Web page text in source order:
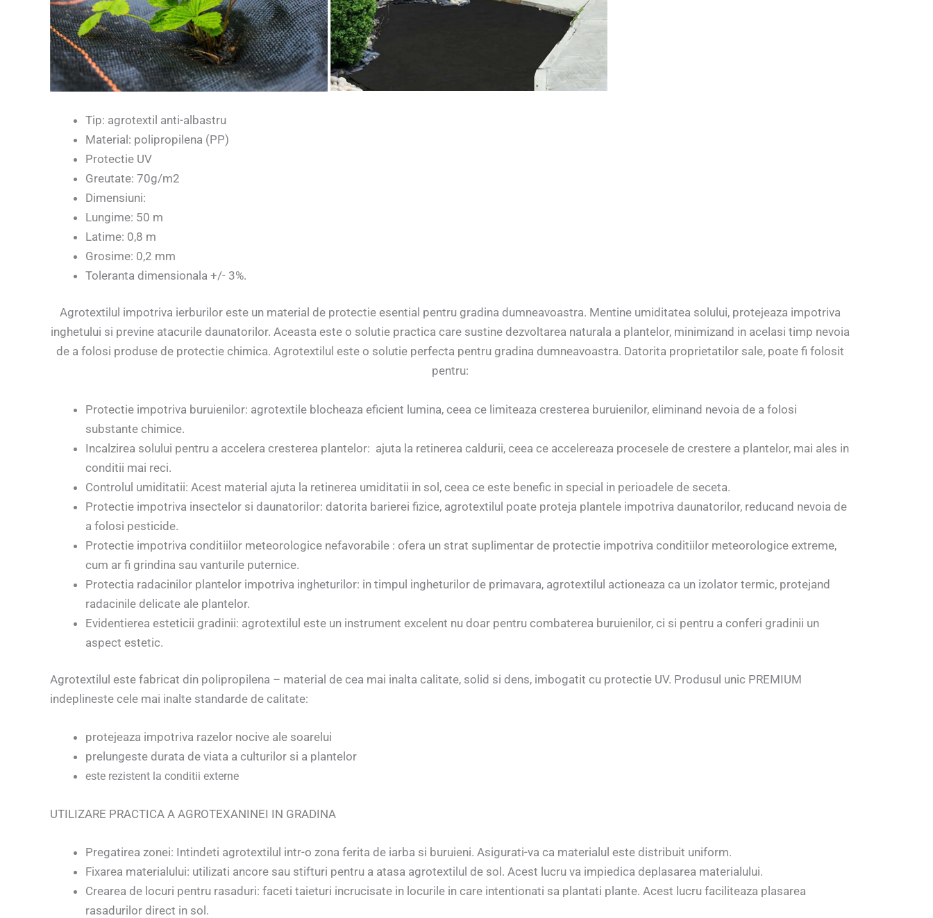
Tip: agrotextil anti-albastru
Material: polipropilena (PP)
Protectie UV
Greutate: 70g/m2
Dimensiuni:
Lungime: 50 m
Latime: 0,8 m
Grosime: 0,2 mm
Toleranta dimensionala +/- 3%.
Agrotextilul impotriva ierburilor este un material de protectie esential pentru gradina dumneavoastra. Mentine umiditatea solului, protejeaza impotriva
inghetului si previne atacurile daunatorilor. Aceasta este o solutie practica care sustine dezvoltarea naturala a plantelor, minimizand in acelasi timp nevoia
de a folosi produse de protectie chimica. Agrotextilul este o solutie perfecta pentru gradina dumneavoastra. Datorita proprietatilor sale, poate fi folosit
pentru:
Protectie impotriva buruienilor: agrotextile blocheaza eficient lumina, ceea ce limiteaza cresterea buruienilor, eliminand nevoia de a folosi
substante chimice.
Incalzirea solului pentru a accelera cresterea plantelor: ajuta la retinerea caldurii, ceea ce accelereaza procesele de crestere a plantelor, mai ales in
conditii mai reci.
Controlul umiditatii: Acest material ajuta la retinerea umiditatii in sol, ceea ce este benefic in special in perioadele de seceta.
Protectie impotriva insectelor si daunatorilor: datorita barierei fizice, agrotextilul poate proteja plantele impotriva daunatorilor, reducand nevoia de
a folosi pesticide.
Protectie impotriva conditiilor meteorologice nefavorabile : ofera un strat suplimentar de protectie impotriva conditiilor meteorologice extreme,
cum ar fi grindina sau vanturile puternice.
Protectia radacinilor plantelor impotriva ingheturilor: in timpul ingheturilor de primavara, agrotextilul actioneaza ca un izolator termic, protejand
radacinile delicate ale plantelor.
Evidentierea esteticii gradinii: agrotextilul este un instrument excelent nu doar pentru combaterea buruienilor, ci si pentru a conferi gradinii un
aspect estetic.
Agrotextilul este fabricat din polipropilena – material de cea mai inalta calitate, solid si dens, imbogatit cu protectie UV. Produsul unic PREMIUM
indeplineste cele mai inalte standarde de calitate:
protejeaza impotriva razelor nocive ale soarelui
prelungeste durata de viata a culturilor si a plantelor
este rezistent la conditii externe
UTILIZARE PRACTICA A AGROTEXANINEI IN GRADINA
Pregatirea zonei: Intindeti agrotextilul intr-o zona ferita de iarba si buruieni. Asigurati-va ca materialul este distribuit uniform.
Fixarea materialului: utilizati ancore sau stifturi pentru a atasa agrotextilul de sol. Acest lucru va impiedica deplasarea materialului.
Crearea de locuri pentru rasaduri: faceti taieturi incrucisate in locurile in care intentionati sa plantati plante. Acest lucru faciliteaza plasarea
rasadurilor direct in sol.